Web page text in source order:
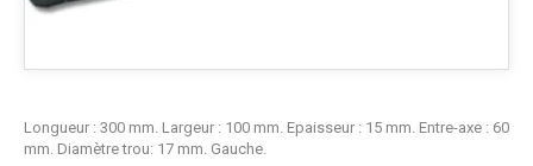
Longueur : 300 mm. Largeur : 100 mm. Epaisseur : 15 mm. Entre-axe : 60
mm. Diamètre trou: 17 mm. Gauche.